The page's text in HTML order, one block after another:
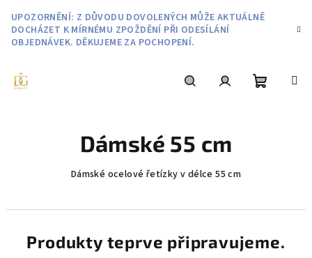
obsah
UPOZORNĚNÍ: Z DŮVODU DOVOLENÝCH MŮŽE AKTUÁLNĚ
DOCHÁZET K MÍRNÉMU ZPOŽDĚNÍ PŘI ODESÍLÁNÍ
OBJEDNÁVEK. DĚKUJEME ZA POCHOPENÍ.
Dámské 55 cm
Dámské ocelové řetízky v délce 55 cm
Produkty teprve připravujeme.